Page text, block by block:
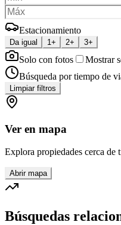
Estacionamiento
Da igual 1+ 2+ 3+
Solo con fotos
Mostrar
Búsqueda por tiempo de
Limpiar filtros
Ver en mapa
Explora propiedades cerca de
Abrir mapa
Búsquedas